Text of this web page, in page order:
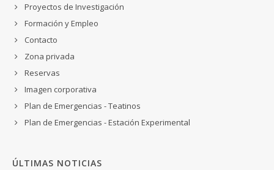
Proyectos de Investigación
Formación y Empleo
Contacto
Zona privada
Reservas
Imagen corporativa
Plan de Emergencias - Teatinos
Plan de Emergencias - Estación Experimental
ÚLTIMAS NOTICIAS